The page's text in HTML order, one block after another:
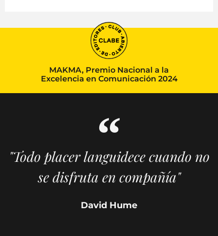
MAKMA, Premio Nacional a la
Excelencia en Comunicación 2024
"Todo placer languidece cuando no
se disfruta en compañía"
David Hume